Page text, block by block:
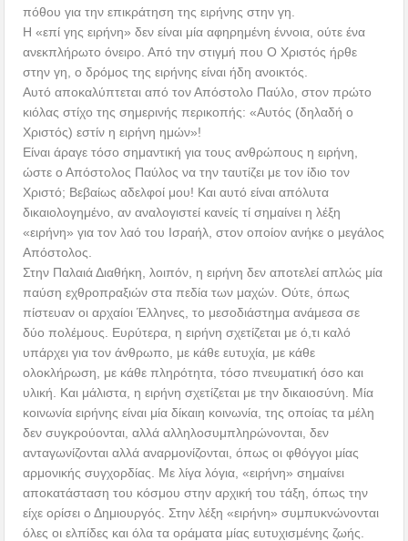
πόθου για την επικράτηση της ειρήνης στην γη.
Η «επί γης ειρήνη» δεν είναι μία αφηρημένη έννοια, ούτε ένα
ανεκπλήρωτο όνειρο. Από την στιγμή που Ο Χριστός ήρθε
στην γη, ο δρόμος της ειρήνης είναι ήδη ανοικτός.
Αυτό αποκαλύπτεται από τον Απόστολο Παύλο, στον πρώτο
κιόλας στίχο της σημερινής περικοπής: «Αυτός (δηλαδή ο
Χριστός) εστίν η ειρήνη ημών»!
Είναι άραγε τόσο σημαντική για τους ανθρώπους η ειρήνη,
ώστε ο Απόστολος Παύλος να την ταυτίζει με τον ίδιο τον
Χριστό; Βεβαίως αδελφοί μου! Και αυτό είναι απόλυτα
δικαιολογημένο, αν αναλογιστεί κανείς τί σημαίνει η λέξη
«ειρήνη» για τον λαό του Ισραήλ, στον οποίον ανήκε ο μεγάλος
Απόστολος.
Στην Παλαιά Διαθήκη, λοιπόν, η ειρήνη δεν αποτελεί απλώς μία
παύση εχθροπραξιών στα πεδία των μαχών. Ούτε, όπως
πίστευαν οι αρχαίοι Έλληνες, το μεσοδιάστημα ανάμεσα σε
δύο πολέμους. Ευρύτερα, η ειρήνη σχετίζεται με ό,τι καλό
υπάρχει για τον άνθρωπο, με κάθε ευτυχία, με κάθε
ολοκλήρωση, με κάθε πληρότητα, τόσο πνευματική όσο και
υλική. Και μάλιστα, η ειρήνη σχετίζεται με την δικαιοσύνη. Μία
κοινωνία ειρήνης είναι μία δίκαιη κοινωνία, της οποίας τα μέλη
δεν συγκρούονται, αλλά αλληλοσυμπληρώνονται, δεν
ανταγωνίζονται αλλά αναρμονίζονται, όπως οι φθόγγοι μίας
αρμονικής συγχορδίας. Με λίγα λόγια, «ειρήνη» σημαίνει
αποκατάσταση του κόσμου στην αρχική του τάξη, όπως την
είχε ορίσει ο Δημιουργός. Στην λέξη «ειρήνη» συμπυκνώνονται
όλες οι ελπίδες και όλα τα οράματα μίας ευτυχισμένης ζωής.